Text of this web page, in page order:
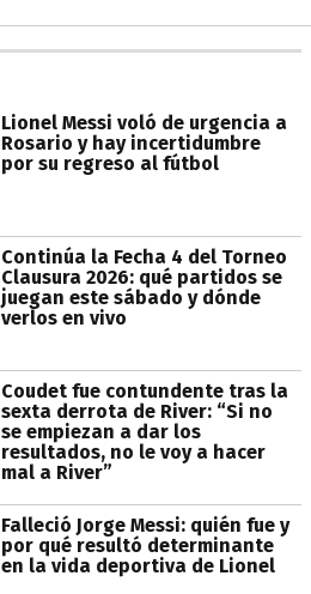
Lionel Messi voló de urgencia a
Rosario y hay incertidumbre
por su regreso al fútbol
Continúa la Fecha 4 del Torneo
Clausura 2026: qué partidos se
juegan este sábado y dónde
verlos en vivo
Coudet fue contundente tras la
sexta derrota de River: “Si no
se empiezan a dar los
resultados, no le voy a hacer
mal a River”
Falleció Jorge Messi: quién fue y
por qué resultó determinante
en la vida deportiva de Lionel